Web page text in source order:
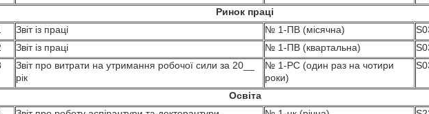
Ринок праці
Звіт із праці № 1-ПВ (місячна)
Звіт із праці № 1-ПВ (квартальна)
Звіт про витрати на утримання робочої сили за 20__
рік
№ 1-РС (один раз на чотири
роки)
Освіта